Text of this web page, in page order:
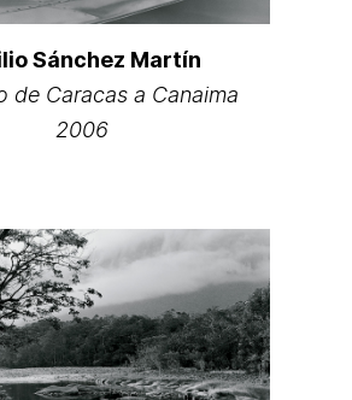
Sánchez Martín
de Caracas a Canaima
2006